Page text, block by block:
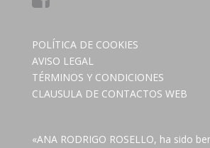
POLÍTICA DE COOKIES
AVISO LEGAL
TÉRMINOS Y CONDICIONES
CLAUSULA DE CONTACTOS WEB
«ANA RODRIGO ROSELLO, ha sido